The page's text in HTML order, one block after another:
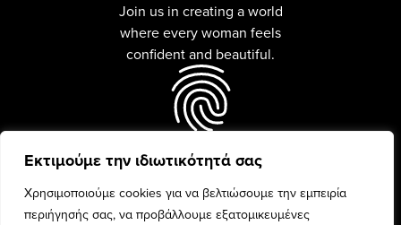
Εκτιμούμε την ιδιωτικότητά σας
Χρησιμοποιούμε cookies για να βελτιώσουμε την εμπειρία
περιήγησής σας, να προβάλλουμε εξατομικευμένες
Join us in creating a world
where every woman feels
confident and beautiful.
Every woman is unique and
beauty is celebrated with
confidence and pride.